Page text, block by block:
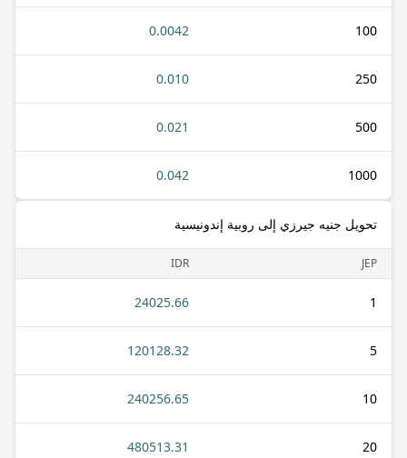
100
0.0042
250
0.010
500
0.021
1000
0.042
تحويل جنيه جيرزي إلى روبية إندونيسية
JEP
IDR
1
24025.66
5
120128.32
10
240256.65
20
480513.31